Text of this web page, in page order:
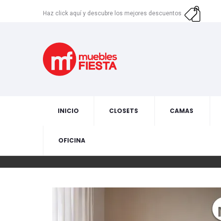
Haz click aquí y descubre los mejores descuentos
INICIO CLOSETS CAMAS
OFICINA